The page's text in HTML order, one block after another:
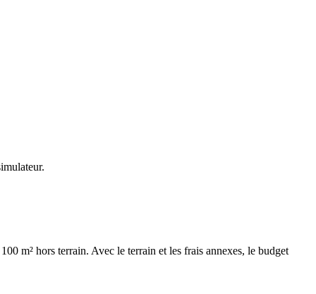
m² hors terrain. Avec le terrain et les frais annexes, le budget